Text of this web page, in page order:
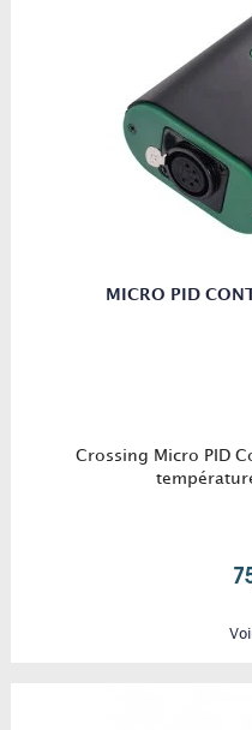
MICRO PID
Crossing Micro PID